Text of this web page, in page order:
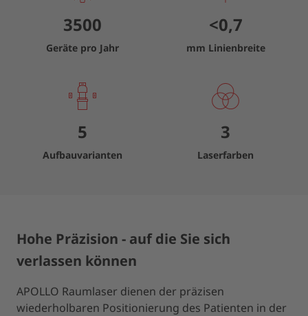
3500
Geräte pro Jahr
<0,7
mm Linienbreite
5
Aufbauvarianten
3
Laserfarben
Hohe Präzision - auf die Sie sich
verlassen können
APOLLO Raumlaser dienen der präzisen
wiederholbaren Positionierung des Patienten in der